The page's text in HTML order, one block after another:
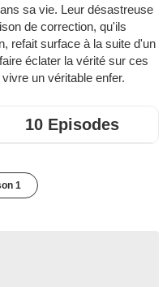
sa vie. Leur désastreuse
de correction, qu'ils
refait surface à la suite d'un
éclater la vérité sur ces
un véritable enfer.
10 Episodes
1